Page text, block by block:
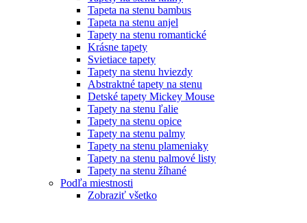
Tapeta na stenu bambus
Tapeta na stenu anjel
Tapety na stenu romantické
Krásne tapety
Svietiace tapety
Tapety na stenu hviezdy
Abstraktné tapety na stenu
Detské tapety Mickey Mouse
Tapety na stenu ľalie
Tapety na stenu opice
Tapety na stenu palmy
Tapety na stenu plameniaky
Tapety na stenu palmové listy
Tapety na stenu žíhané
Podľa miestnosti
Zobraziť všetko